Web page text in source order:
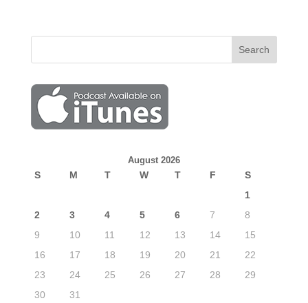
August 2026
S M T W T F
S
1
2
3 4 5 6 7
8
9
10 11 12 13 14
15
16
17 18 19 20 21
22
23
24 25 26 27 28
29
30
31